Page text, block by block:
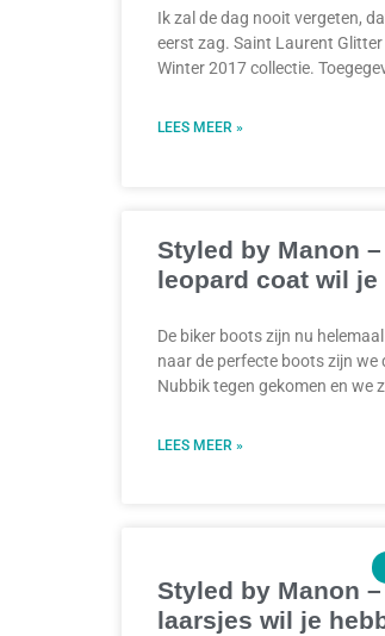
Ik zal de dag nooit vergeten,
eerst zag. Saint Laurent Glitter
Winter 2017 collectie.
LEES MEER »
Styled by Manon –
leopard coat wil je
De biker boots zijn nu
naar de perfecte boots zijn we
Nubbik tegen gekomen en we
LEES MEER »
Styled by Manon –
laarsjes wil je